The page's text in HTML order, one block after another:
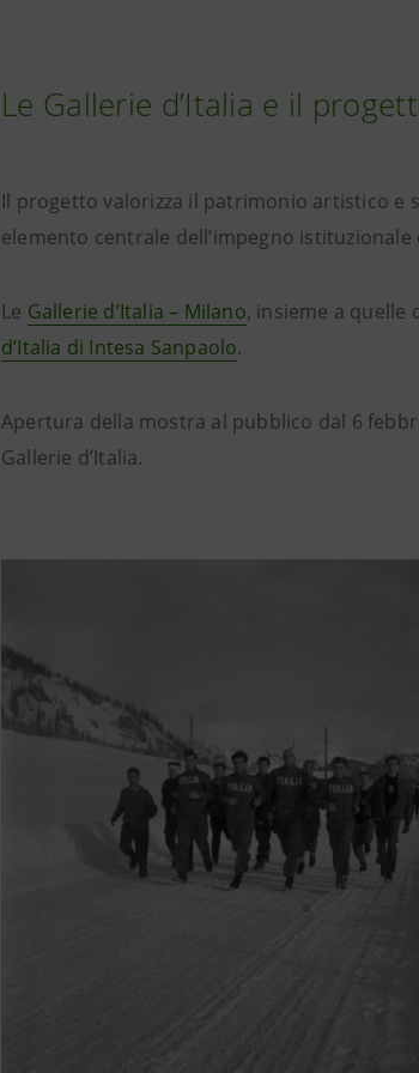
Le Gallerie d’Italia e il
Il progetto valorizza il patrimonio artistico e
elemento centrale dell’impegno istituzionale
Le Gallerie d’Italia – Milano, insieme a quelle
d’Italia di Intesa Sanpaolo.
Apertura della mostra al pubblico dal 6
Gallerie d’Italia.